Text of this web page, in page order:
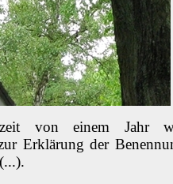
von einem Jahr
Erklärung der